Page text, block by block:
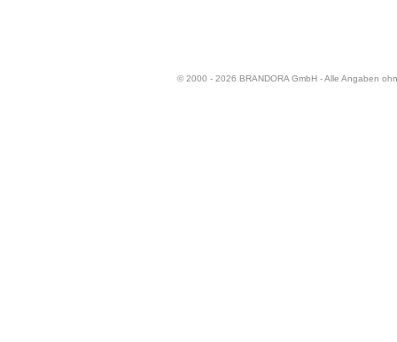
© 2000 - 2026 BRANDORA GmbH - Alle Angaben